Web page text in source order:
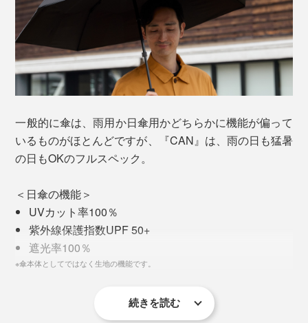
ことも可能。狭い歩道や人混みで、他人の傘とぶつから
ないようサッと縮められるのもスマート。
重量は約470g。ハンドル部分にモーターとリチウム電
あの重さですが、さすとそれほど気にならず、むしろ安
傘を閉じたら、ベルトをつかみ、ぐるっと１周回すだ
け。その間なんと約10秒！圧倒的にスムーズでキレイ。
折りたたみやすさを極めました。
一般的に傘は、雨用か日傘用かどちらかに機能が偏って
いるものがほとんどですが、『CAN』は、雨の日も猛暑
の日もOKのフルスペック。
＜日傘の機能＞
UVカット率100％
紫外線保護指数UPF 50+
遮光率100％
※傘本体としてではなく生地の機能です。
続きを読む